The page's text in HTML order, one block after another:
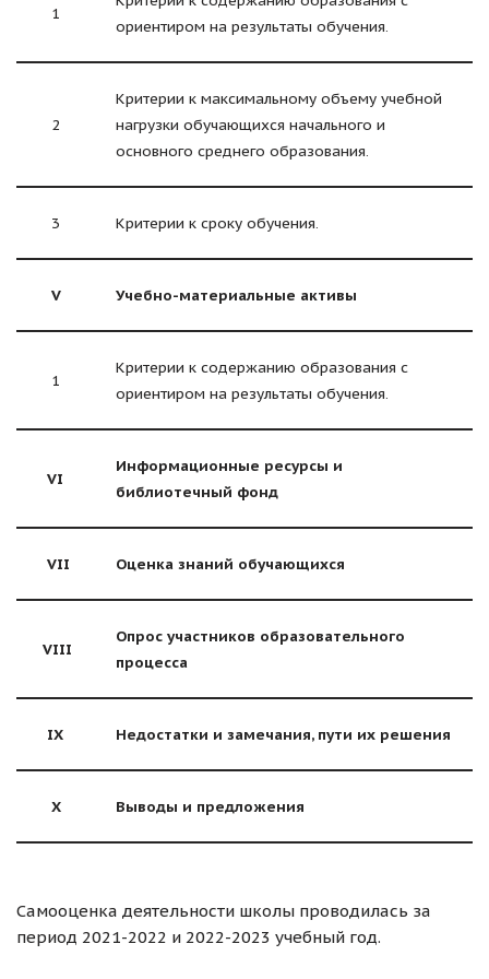
1
ориентиром на результаты обучения.
2
Критерии к максимальному объему учебной
нагрузки обучающихся начального и
основного среднего образования.
3 Критерии к сроку обучения.
V Учебно-материальные активы
1
Критерии к содержанию образования с
ориентиром на результаты обучения.
VI
Информационные ресурсы и
библиотечный фонд
VII Оценка знаний обучающихся
VIII
Опрос участников образовательного
процесса
IX Недостатки и замечания, пути их решения
X Выводы и предложения
Самооценка деятельности школы проводилась за
период 2021-2022 и 2022-2023 учебный год.